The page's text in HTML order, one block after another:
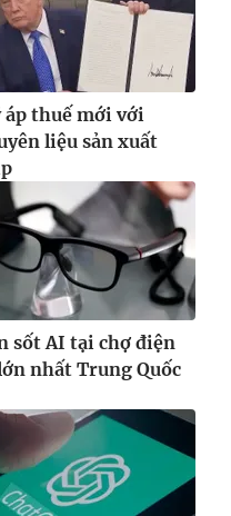
áp thuế mới với
liệu sản xuất
sốt AI tại chợ điện
nhất Trung Quốc